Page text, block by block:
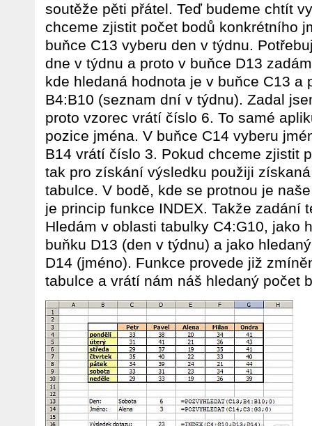
soutěže pěti přátel. Teď budeme chtít
chceme zjistit počet bodů konkrétního
buňce C13 vyberu den v týdnu.
dne v týdnu a proto v buňce D13
kde hledaná hodnota je v buňce C13 a
B4:B10 (seznam dní v týdnu). Zadal
proto vzorec vrátí číslo 6. To samé
pozice jména. V buňce C14 vyberu
B14 vrátí číslo 3. Pokud chceme zjistit
tak pro získání výsledku použiji
tabulce. V bodě, kde se protnou je
je princip funkce INDEX. Takže zadání
Hledám v oblasti tabulky C4:G10, jako
buňku D13 (den v týdnu) a jako
D14 (jméno). Funkce provede již
tabulce a vrátí nám náš hledaný počet